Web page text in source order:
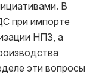
В
при импорте
НПЗ, а
эти вопросы